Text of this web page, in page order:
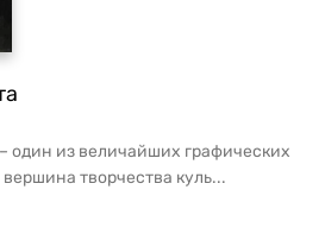
один из величайших графических
творчества куль...